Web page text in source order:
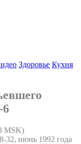
Здоровье Кухня
6
MSK)
32, июнь 1992 года